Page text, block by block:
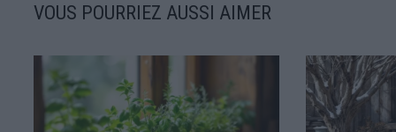
VOUS POURRIEZ AUSSI AIMER